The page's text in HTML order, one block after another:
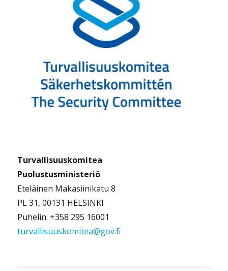
Turvallisuuskomitea
Puolustusministeriö
Eteläinen Makasiinikatu 8
PL 31, 00131 HELSINKI
Puhelin: +358 295 16001
turvallisuuskomitea@gov.fi